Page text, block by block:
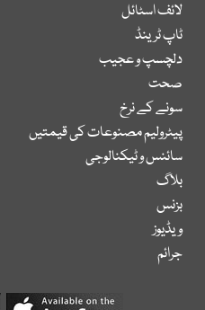
لائف اسٹائل
ٹاپ ٹرینڈ
دلچسپ و عجیب
صحت
سونے کے نرخ
پیٹرولیم مصنوعات کی قیمتیں
سائنس و ٹیکنالوجی
بلاگ
بزنس
ویڈیوز
جرائم